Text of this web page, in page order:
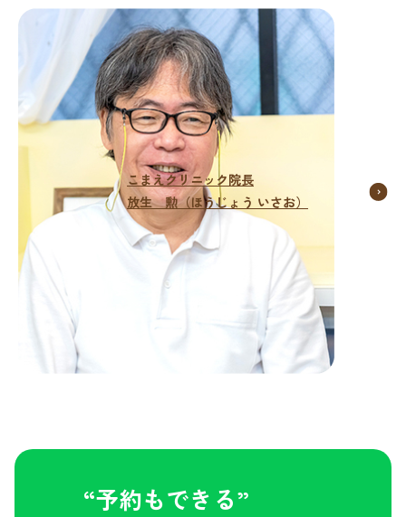
こまえクリニック院長
放生 勲（ほうじょう いさお）
“予約もできる”